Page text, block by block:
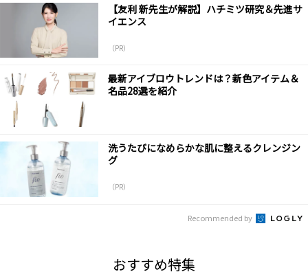
【友利 新先生が解説】ハチミツ研究＆先進サ
イエンス
（PR）
最新アイブロウトレンドは？新色アイテム＆
名品28選を紹介
洗うたびになめらかな肌に整えるクレンジン
グ
（PR）
Recommended by
おすすめ特集